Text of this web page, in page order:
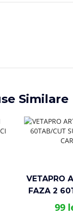
Similare
VETAPRO
FAZA 2
99